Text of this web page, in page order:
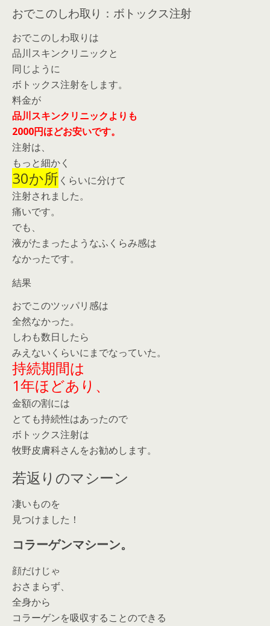
おでこのしわ取り：ボトックス注射
おでこのしわ取りは
品川スキンクリニックと
同じように
ボトックス注射をします。
料金が
品川スキンクリニックよりも
2000円ほどお安いです。
注射は、
もっと細かく
30か所 くらいに分けて
注射されました。
痛いです。
でも、
液がたまったようなふくらみ感は
なかったです。
結果
おでこのツッパリ感は
全然なかった。
しわも数日したら
みえないくらいにまでなっていた。
持続期間は
1年ほどあり、
金額の割には
とても持続性はあったので
ボトックス注射は
牧野皮膚科さんをお勧めします。
若返りのマシーン
凄いものを
見つけました！
コラーゲンマシーン。
顔だけじゃ
おさまらず、
全身から
コラーゲンを吸収することのできる